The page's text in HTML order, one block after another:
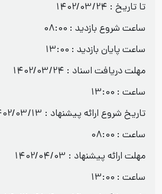
تا تاریخ : 1402/03/24
ساعت شروع بازدید : 08:00
ساعت پایان بازدید : 13:00
مهلت دریافت اسناد : 1402/03/24
ساعت : 13:00
تاریخ شروع ارائه پیشنهاد : 1402/03/13
ساعت : 08:00
مهلت ارائه پیشنهاد : 1402/04/03
ساعت : 13:00